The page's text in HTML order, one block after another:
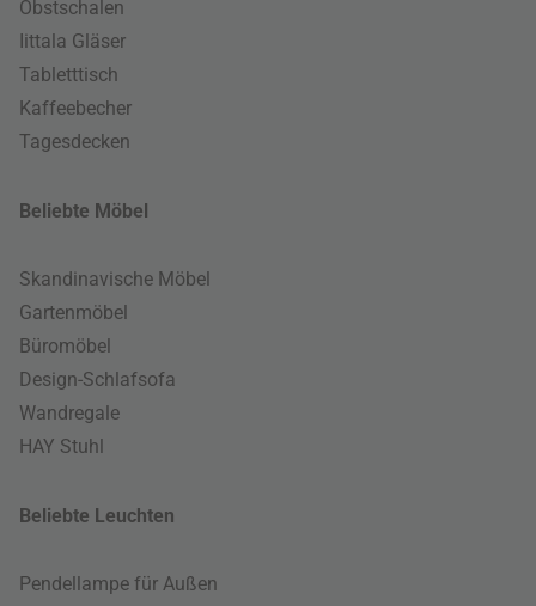
Obstschalen
Iittala Gläser
Tabletttisch
Kaffeebecher
Tagesdecken
Beliebte Möbel
Skandinavische Möbel
Gartenmöbel
Büromöbel
Design-Schlafsofa
Wandregale
HAY Stuhl
Beliebte Leuchten
Pendellampe für Außen